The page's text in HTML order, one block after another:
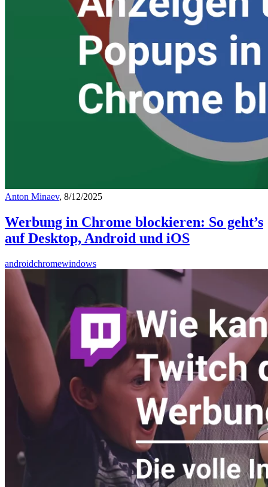
Anton Minaev, 8/12/2025
Werbung in Chrome blockieren: So geht’s
auf Desktop, Android und iOS
androidchromewindows